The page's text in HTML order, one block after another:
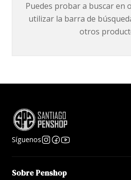
Puedes probar a buscar en
utilizar la barra de
otros
Síguenos
Sobre Penshop